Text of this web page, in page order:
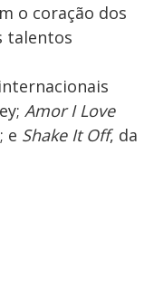
o coração dos
talentos
Amor I Love
e Shake It Off, da